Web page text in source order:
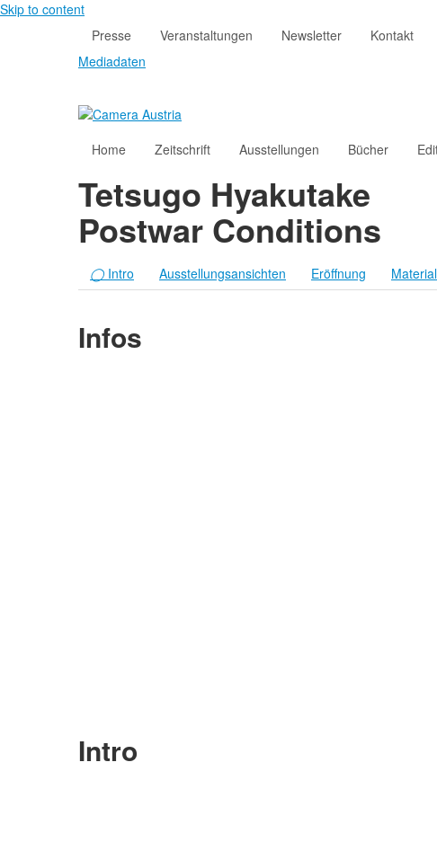
Skip to content
Presse
Veranstaltungen Newsletter Kontakt
Mediadaten
Home Zeitschrift Ausstellungen Bücher
Tetsugo Hyakutake
Postwar Conditions
◯ Intro Ausstellungsansichten Eröffnung
Infos
Intro